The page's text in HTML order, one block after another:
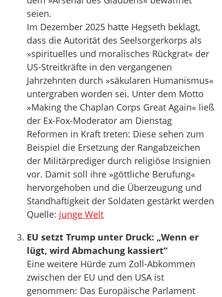
seien.
Im Dezember 2025 hatte Hegseth beklagt,
dass die Autorität des Seelsorgerkorps als
»spirituelles und moralisches Rückgrat« der
US-Streitkräfte in den vergangenen
Jahrzehnten durch »säkularen Humanismus«
untergraben worden sei. Unter dem Motto
»Making the Chaplan Corps Great Again« ließ
der Ex-Fox-Moderator am Dienstag
Reformen in Kraft treten: Diese sehen zum
Beispiel die Ersetzung der Rangabzeichen
der Militärprediger durch religiöse Insignien
vor. Damit soll ihre »göttliche Berufung«
hervorgehoben und die Überzeugung und
Standhaftigkeit der Soldaten gestärkt werden
Quelle: junge Welt
EU setzt Trump unter Druck: „Wenn er
lügt, wird Abmachung kassiert“
Eine weitere Hürde zum Zoll-Abkommen
zwischen der EU und den USA ist
genommen: Das Europäische Parlament